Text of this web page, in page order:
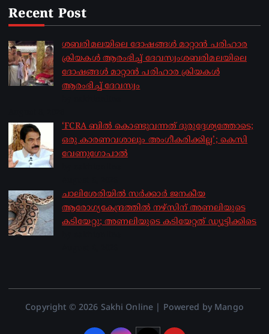
Recent Post
ശബരിമലയിലെ ദോഷങ്ങൾ മാറ്റാൻ പരിഹാര
ക്രിയകൾ ആരംഭിച്ച് ദേവസ്വംശബരിമലയിലെ
ദോഷങ്ങൾ മാറ്റാൻ പരിഹാര ക്രിയകൾ
ആരംഭിച്ച് ദേവസ്വം
‘FCRA ബിൽ കൊണ്ടുവന്നത് ദുരുദ്ദേശ്യത്തോടെ;
ഒരു കാരണവശാലും അം​ഗീകരിക്കില്ല’; കെസി
വേണു​ഗോപാൽ
ചാലിശേരിയില്‍ സര്‍ക്കാര്‍ ജനകീയ
ആരോഗ്യകേന്ദ്രത്തില്‍ നഴ്സിന് അണലിയുടെ
കടിയേറ്റു; അണലിയുടെ കടിയേറ്റത് ഡ്യൂട്ടിക്കിടെ
Copyright © 2026 Sakhi Online | Powered by Mango